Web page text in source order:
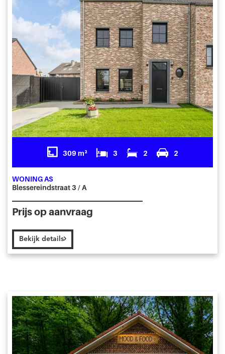
309 m² 3 2 2
WONING AS
Blessereindstraat 3 / A
Prijs op aanvraag
Bekijk details